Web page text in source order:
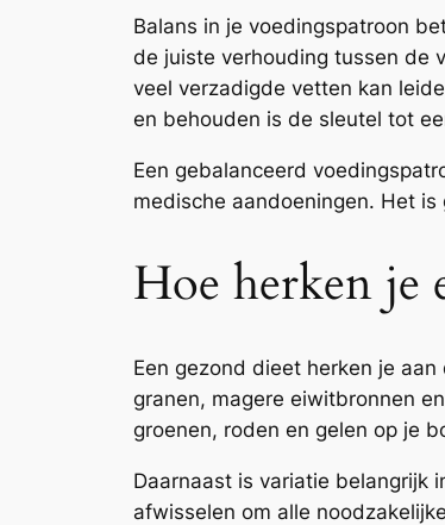
Balans in je voedingspatroon
de juiste verhouding tussen de
veel verzadigde vetten kan
en behouden is de sleutel tot
Een gebalanceerd
medische aandoeningen. Het
Hoe herken je
Een gezond dieet herken je
granen, magere eiwitbronnen
groenen, roden en gelen op je
Daarnaast is variatie belangrijk
afwisselen om alle